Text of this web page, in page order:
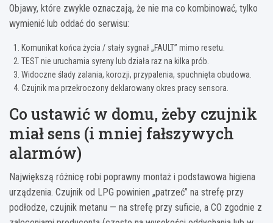
Objawy, które zwykle oznaczają, że nie ma co kombinować, tylko
wymienić lub oddać do serwisu:
Komunikat końca życia / stały sygnał „FAULT” mimo resetu.
TEST nie uruchamia syreny lub działa raz na kilka prób.
Widoczne ślady zalania, korozji, przypalenia, spuchnięta obudowa.
Czujnik ma przekroczony deklarowany okres pracy sensora.
Co ustawić w domu, żeby czujnik
miał sens (i mniej fałszywych
alarmów)
Największą różnicę robi poprawny montaż i podstawowa higiena
urządzenia. Czujnik od LPG powinien „patrzeć” na strefę przy
podłodze, czujnik metanu — na strefę przy suficie, a CO zgodnie z